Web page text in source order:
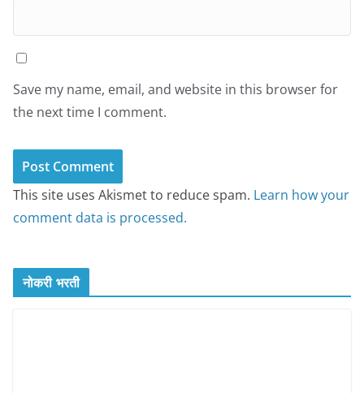
Save my name, email, and website in this browser for
the next time I comment.
This site uses Akismet to reduce spam. Learn how your
comment data is processed.
नोकरी भरती